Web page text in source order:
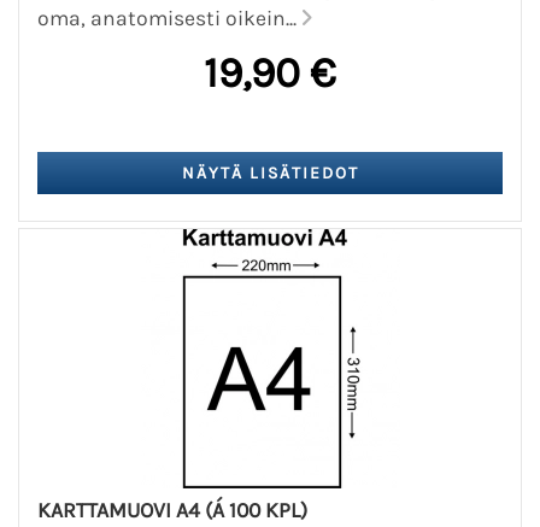
oma, anatomisesti oikein...
19,90 €
KARTTAMUOVI A4 (Á 100 KPL)